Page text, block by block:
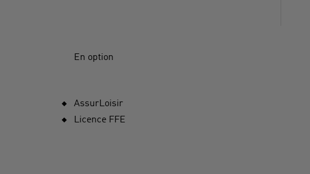
En option
AssurLoisir
Licence FFE